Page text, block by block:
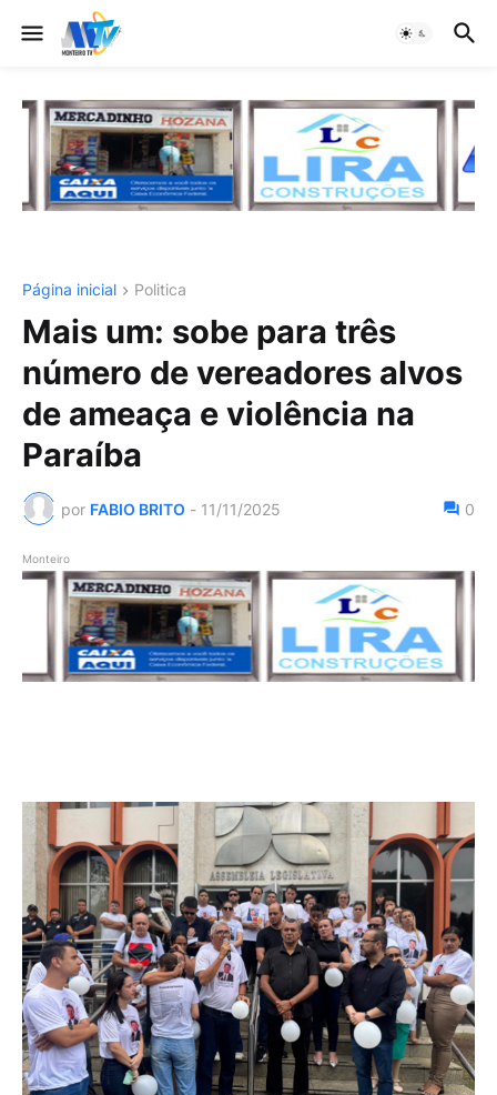
Página inicial Politica
Mais um: sobe para três
número de vereadores alvos
de ameaça e violência na
Paraíba
por FABIO BRITO - 11/11/2025 0
Monteiro